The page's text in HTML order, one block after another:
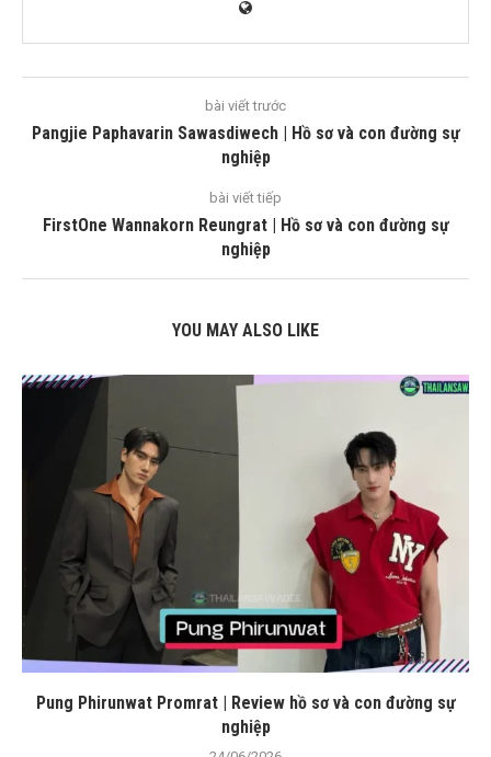
bài viết trước
Pangjie Paphavarin Sawasdiwech | Hồ sơ và con đường sự
nghiệp
bài viết tiếp
FirstOne Wannakorn Reungrat | Hồ sơ và con đường sự
nghiệp
YOU MAY ALSO LIKE
Pung Phirunwat Promrat | Review hồ sơ và con đường sự
nghiệp